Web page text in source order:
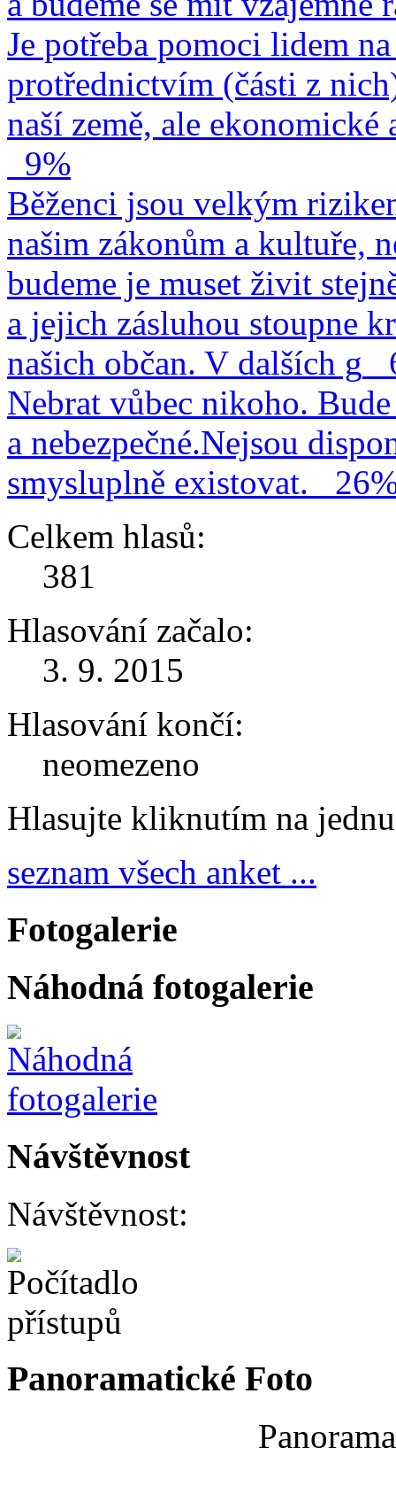
Je potřeba pomoci lidem
protřednictvím (části z
naší země, ale
9%
Běženci jsou velkým
našim zákonům a kultuře,
budeme je muset živit
a jejich zásluhou stoupne
našich občan. V dalších g
Nebrat vůbec nikoho.
a nebezpečné.Nejsou
smysluplně existovat.
Celkem hlasů:
381
Hlasování začalo:
3. 9. 2015
Hlasování končí:
neomezeno
Hlasujte kliknutím na
seznam všech anket ...
Fotogalerie
Náhodná fotogalerie
Návštěvnost
Návštěvnost:
Panoramatické Foto